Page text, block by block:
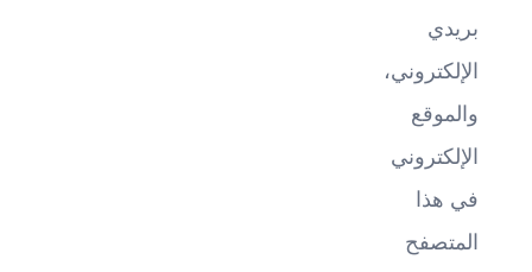
بريدي
الإلكتروني،
والموقع
الإلكتروني
في هذا
المتصفح